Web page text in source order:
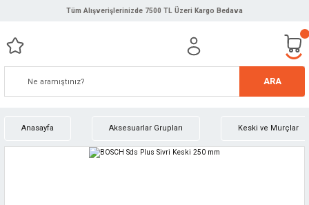
Tüm Alışverişlerinizde 7500 TL Üzeri Kargo Bedava
ARA
Anasayfa Aksesuarlar Grupları Keski ve Murçlar